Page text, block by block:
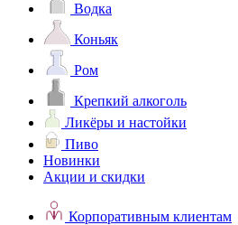
Водка
Коньяк
Ром
Крепкий алкоголь
Ликёры и настойки
Пиво
Новинки
Акции и скидки
Корпоративным клиентам